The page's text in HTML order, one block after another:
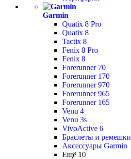
Garmin
Quatix 8 Pro
Quatix 8
Tactix 8
Fenix 8 Pro
Fenix 8
Forerunner 70
Forerunner 170
Forerunner 970
Forerunner 965
Forerunner 165
Venu 4
Venu 3s
VivoActive 6
Браслеты и ремешки
Аксессуары Garmin
Ещё 10